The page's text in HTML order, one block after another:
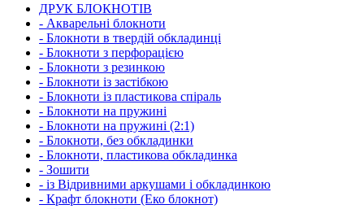
ДРУК БЛОКНОТІВ
- Акварельні блокноти
- Блокноти в твердій обкладинці
- Блокноти з перфорацією
- Блокноти з резинкою
- Блокноти із застібкою
- Блокноти із пластикова спіраль
- Блокноти на пружині
- Блокноти на пружині (2:1)
- Блокноти, без обкладинки
- Блокноти, пластикова обкладинка
- Зошити
- із Відривними аркушами і обкладинкою
- Крафт блокноти (Еко блокнот)